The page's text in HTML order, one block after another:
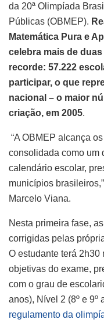
da 20ª Olimpíada
Públicas (OBMEP).
Matemática Pura e
celebra mais de
recorde: 57.222
participar, o que
nacional – o maior
criação, em 2005.
“A OBMEP alcança
consolidada como um
calendário escolar,
municípios
Marcelo Viana.
Nesta primeira fase,
corrigidas pelas
O estudante terá 2h30
objetivas do exame,
com o grau de
anos), Nível 2 (8º e 9º
regulamento da